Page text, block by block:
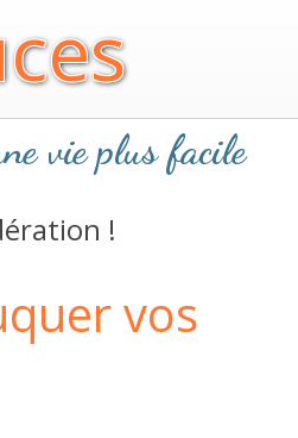
vie plus facile
!
vos